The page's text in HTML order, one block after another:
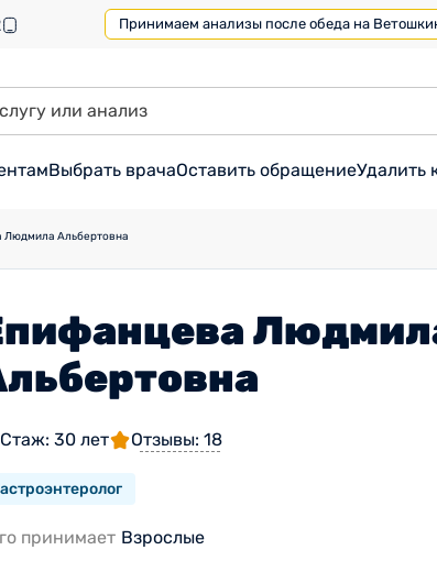
Принимаем анализы после обеда на
Выбрать врачаОставить обращениеУдалить
Людмила Альбертовна
Стаж: 30 лет Отзывы: 18
принимает Взрослые